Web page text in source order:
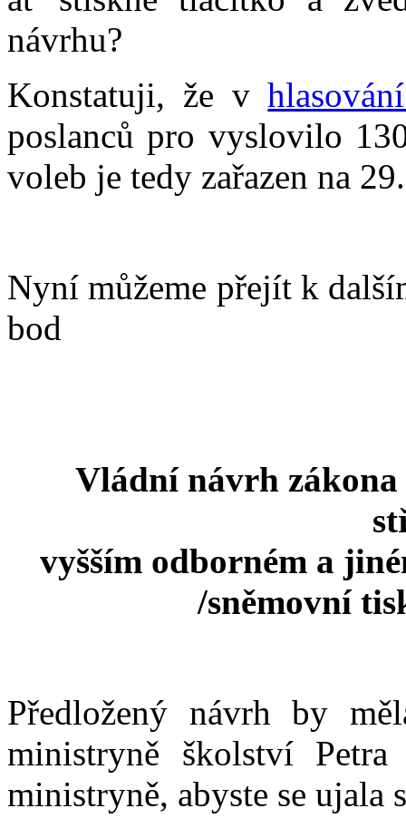
návrhu?
Konstatuji, že v
poslanců pro vyslovilo
voleb je tedy zařazen na
Nyní můžeme přejít k
bod
Vládní návrh
vyšším odborném a
/sněmovní
Předložený návrh by
ministryně školství
ministryně, abyste se ujala